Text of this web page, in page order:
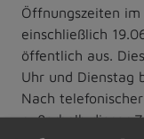
Öffnungszeiten
einschließlich
öffentlich aus.
Uhr und Dienstag
Nach
außerhalb